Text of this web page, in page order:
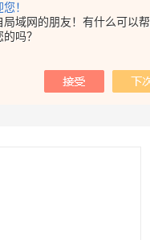
！
局域网的朋友！有什么可以帮
的吗？
吸空气充气泵/压缩机